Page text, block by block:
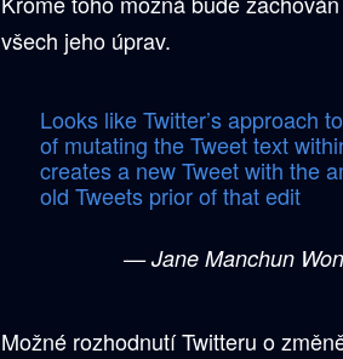
všech jeho úprav.
Looks like Twitter’s approach
of mutating the Tweet text
creates a new Tweet with the
old Tweets prior of that edit
— Jane Manchun
Možné rozhodnutí Twitteru o